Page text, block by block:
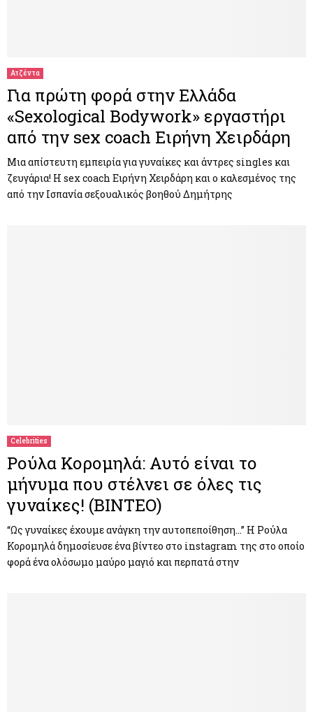
Ατζέντα
Για πρώτη φορά στην Ελλάδα
«Sexological Bodywork» εργαστήρι
από την sex coach Ειρήνη Χειρδάρη
Μια απίστευτη εμπειρία για γυναίκες και άντρες singles και
ζευγάρια! Η sex coach Ειρήνη Χειρδάρη και ο καλεσμένος της
από την Ισπανία σεξουαλικός βοηθού Δημήτρης
Celebrities
Ρούλα Κορομηλά: Αυτό είναι το
μήνυμα που στέλνει σε όλες τις
γυναίκες! (ΒΙΝΤΕΟ)
“Ως γυναίκες έχουμε ανάγκη την αυτοπεποίθηση…” Η Ρούλα
Κορομηλά δημοσίευσε ένα βίντεο στο instagram της στο οποίο
φορά ένα ολόσωμο μαύρο μαγιό και περπατά στην